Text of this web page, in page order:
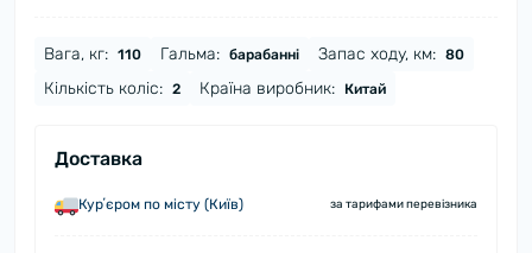
Вага, кг: 110 Гальма: барабанні Запас ходу, км: 80
Кількість коліс: 2 Країна виробник: Китай
Доставка
Курʼєром по місту (Київ) за тарифами перевізника